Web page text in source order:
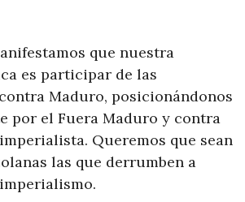
que nuestra
es participar de las
Maduro, posicionándonos
por el Fuera Maduro y contra
Queremos que sean
las que derrumben a